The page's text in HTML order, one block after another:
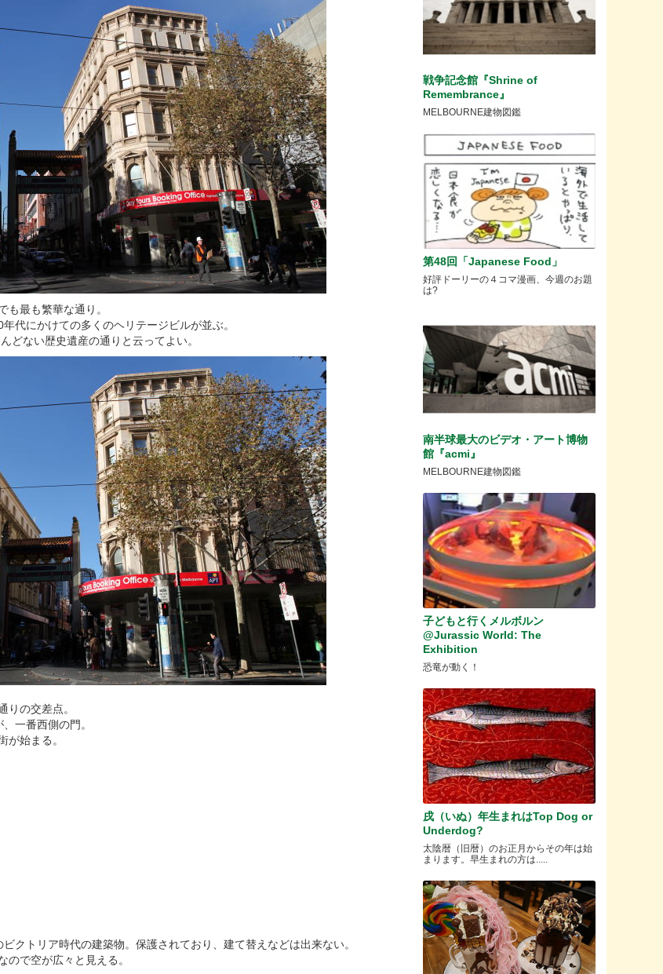
も最も繁華な通り。
代にかけての多くのヘリテージビルが並ぶ。
どない歴史遺産の通りと云ってよい。
りの交差点。
一番西側の門。
が始まる。
クトリア時代の建築物。保護されており、建て替えなどは出来ない。
ので空が広々と見える。
戦争記念館『Shrine of
Remembrance』
MELBOURNE建物図鑑
第48回「Japanese Food」
好評ドーリーの４コマ漫画、今週のお題
は?
南半球最大のビデオ・アート博物
館『acmi』
MELBOURNE建物図鑑
子どもと行くメルボルン
@Jurassic World: The
Exhibition
恐竜が動く！
戌（いぬ）年生まれはTop Dog or
Underdog?
太陰暦（旧暦）のお正月からその年は始
まります。早生まれの方は.....